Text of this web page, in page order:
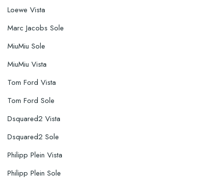
Loewe Vista
Marc Jacobs Sole
MiuMiu Sole
MiuMiu Vista
Tom Ford Vista
Tom Ford Sole
Dsquared2 Vista
Dsquared2 Sole
Philipp Plein Vista
Philipp Plein Sole